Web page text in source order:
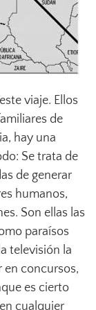
viaje. Ellos
de
hay una
Se trata de
de generar
humanos,
Son ellas las
paraísos
televisión la
en concursos,
es cierto
cualquier